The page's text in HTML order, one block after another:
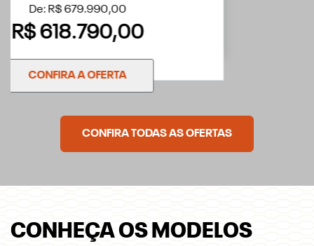
De: R$ 261.990,00
R$ 226.900,00
CONFIRA A OFERTA
CONFIRA TODAS AS OFERTAS
CONHEÇA OS MODELOS